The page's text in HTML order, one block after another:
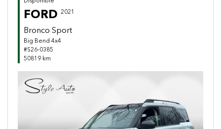
FORD 2021
Bronco Sport
Big Bend 4x4
#S26-0385
50819 km